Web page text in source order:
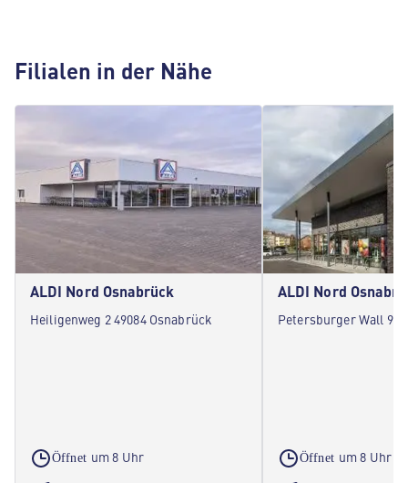
Filialen in der Nähe
ALDI Nord Osnabrück
Heiligenweg 2 49084 Osnabrück
Öffnet um 8 Uhr
ALDI Nord
Petersburger Wall 9
Öffnet um 8 Uhr